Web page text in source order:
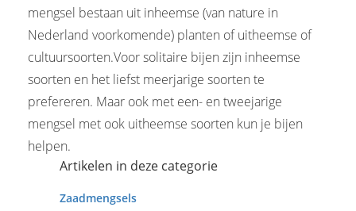
mengsel bestaan uit inheemse (van nature in
Nederland voorkomende) planten of uitheemse of
cultuursoorten.Voor solitaire bijen zijn inheemse
soorten en het liefst meerjarige soorten te
prefereren. Maar ook met een- en tweejarige
mengsel met ook uitheemse soorten kun je bijen
helpen.
Artikelen in deze categorie
Zaadmengsels